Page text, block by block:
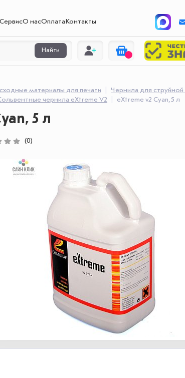
СервисО насОплата Контакты
Найти
материалы для печати
Чернила для струйной
чернила eXtreme V2 eXtreme v2 Cyan, 5 л
5 л
(0)